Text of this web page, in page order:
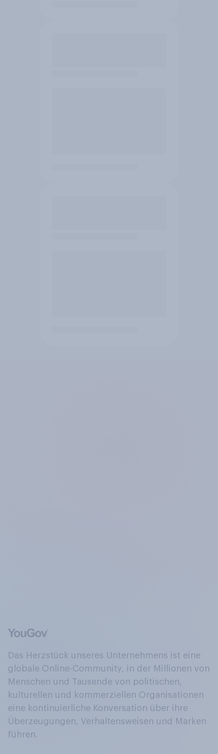
Das Herzstück unseres Unternehmens ist eine
globale Online-Community, in der Millionen von
Menschen und Tausende von politischen,
kulturellen und kommerziellen Organisationen
eine kontinuierliche Konversation über ihre
Überzeugungen, Verhaltensweisen und Marken
führen.